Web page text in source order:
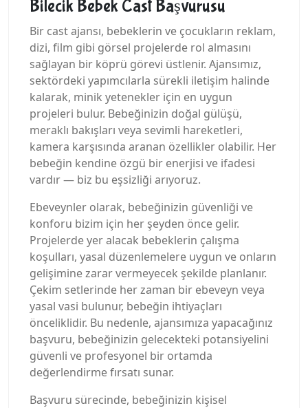
Bilecik Bebek Cast Başvurusu
Bir cast ajansı, bebeklerin ve çocukların reklam,
dizi, film gibi görsel projelerde rol almasını
sağlayan bir köprü görevi üstlenir. Ajansımız,
sektördeki yapımcılarla sürekli iletişim halinde
kalarak, minik yetenekler için en uygun
projeleri bulur. Bebeğinizin doğal gülüşü,
meraklı bakışları veya sevimli hareketleri,
kamera karşısında aranan özellikler olabilir. Her
bebeğin kendine özgü bir enerjisi ve ifadesi
vardır — biz bu eşsizliği arıyoruz.
Ebeveynler olarak, bebeğinizin güvenliği ve
konforu bizim için her şeyden önce gelir.
Projelerde yer alacak bebeklerin çalışma
koşulları, yasal düzenlemelere uygun ve onların
gelişimine zarar vermeyecek şekilde planlanır.
Çekim setlerinde her zaman bir ebeveyn veya
yasal vasi bulunur, bebeğin ihtiyaçları
önceliklidir. Bu nedenle, ajansımıza yapacağınız
başvuru, bebeğinizin gelecekteki potansiyelini
güvenli ve profesyonel bir ortamda
değerlendirme fırsatı sunar.
Başvuru sürecinde, bebeğinizin kişisel